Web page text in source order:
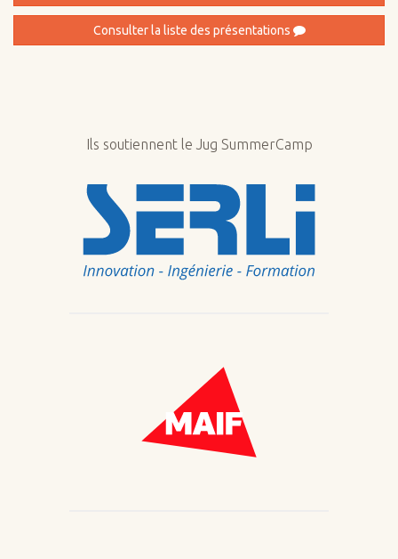
Consulter la liste des présentations
Ils soutiennent le Jug SummerCamp